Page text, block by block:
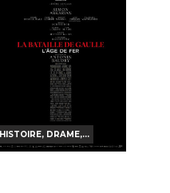
Horaires et Infos
Bande-annonce
Réservation
TOUT PUBLIC
HISTOIRE, DRAME,...